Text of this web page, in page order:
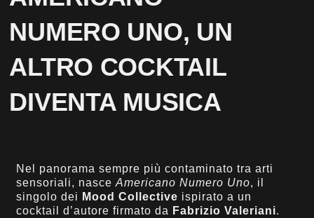
NUMERO UNO, UN
ALTRO COCKTAIL
DIVENTA MUSICA
Nel panorama sempre più contaminato tra arti
sensoriali, nasceAmericano Numero Uno, il
singolo dei Mood Collective ispirato a un
cocktail d’autore firmato da Fabrizio Valeriani.